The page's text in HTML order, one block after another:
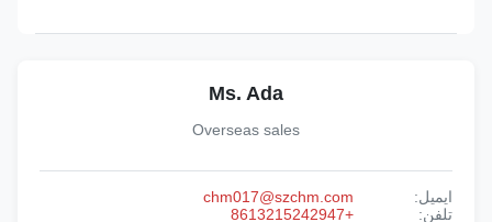
Ms. Ada
Overseas sales
ایمیل:
chm017@szchm.com